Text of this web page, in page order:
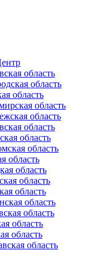
область
область
область
область
область
область
область
область
область
область
область
область
область
область
область
область
область